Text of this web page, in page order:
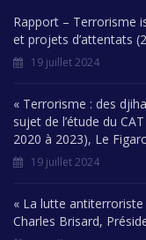
Rapport – Terrorisme
et projets d’attentats
19 juillet 2024
« Terrorisme : des
sujet de l’étude du
2020 à 2023), Le
19 juillet 2024
« La lutte
Charles Brisard,